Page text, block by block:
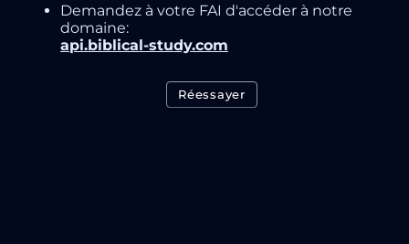
Demandez à votre FAI d'accéder à notre
domaine:
api.biblical-study.com
Réessayer